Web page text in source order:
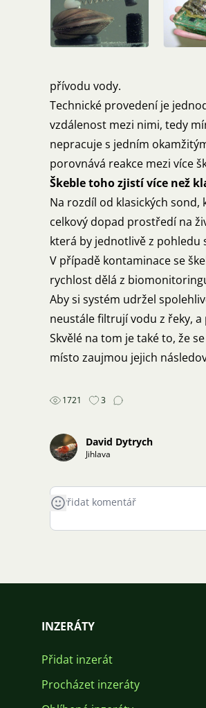
přívodu vody.
Technické provedení je
vzdálenost mezi nimi, tedy
nepracuje s jedním
porovnává reakce mezi více
Škeble toho zjistí více než
Na rozdíl od klasických
celkový dopad prostředí na
která by jednotlivě z
V případě kontaminace se
rychlost dělá z
Aby si systém udržel
neustále filtrují vodu z řeky,
Skvělé na tom je také to, že
místo zaujmou jejich
1721 3
David Dytrych
Jihlava
INZERÁTY
Přidat inzerát
Procházet inzeráty